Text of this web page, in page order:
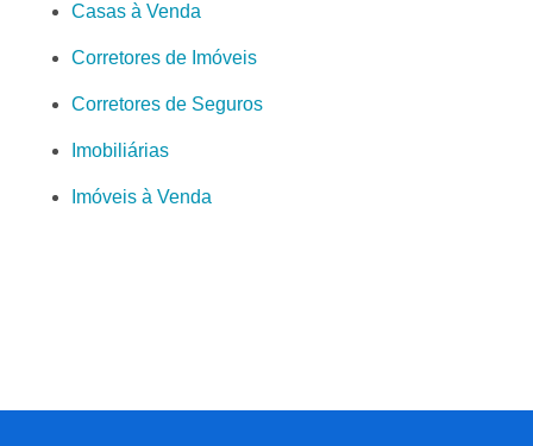
Casas à Venda
Corretores de Imóveis
Corretores de Seguros
Imobiliárias
Imóveis à Venda